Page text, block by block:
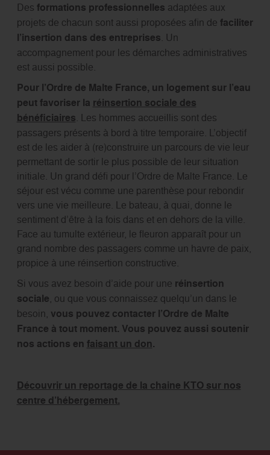
Des formations professionnelles adaptées aux
projets de chacun sont aussi proposées afin de faciliter
l’insertion dans des entreprises. Un
accompagnement pour les démarches administratives
est aussi possible.
Pour l’Ordre de Malte France, un logement sur l’eau
peut favoriser la réinsertion sociale des
bénéficiaires. Les hommes accueillis sont des
passagers présents à bord à titre temporaire. L’objectif
est de les aider à (re)construire un parcours de vie leur
permettant de sortir le plus possible de leur situation
initiale. Un grand défi pour l’Ordre de Malte France. Le
séjour est vécu comme une parenthèse pour rebondir
vers une vie meilleure. Le bateau, à quai, donne le
sentiment d’être à la fois dans et en dehors de la ville.
Face au tumulte extérieur, le fleuron apparaît pour un
grand nombre des passagers comme un havre de paix,
propice à une réinsertion constructive.
Si vous avez besoin d’aide pour une réinsertion
sociale, ou que vous connaissez quelqu’un dans le
besoin, vous pouvez contacter l’Ordre de Malte
France à tout moment. Vous pouvez aussi soutenir
nos actions en faisant un don.
Découvrir un reportage de la chaine KTO sur nos
centre d’hébergement.